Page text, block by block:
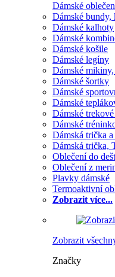
Dámské
Dámské bundy,
Dámské kalhoty
Dámské
Dámské košile
Dámské legíny
Dámské
Dámské šortky
Dámské
Dámské
Dámské
Dámské
Dámská trička
Dámská trička,
Oblečení do
Oblečení z
Plavky dámské
Termoaktivní
Zobrazit více...
Zobrazit
Značky